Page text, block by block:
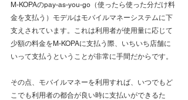
M-KOPAのpay-as-you-go（使ったら使った分だけ料
金を支払う）モデルはモバイルマネーシステムに下
支えされています。これは利用者が使用量に応じて
少額の料金をM-KOPAに支払う際、いちいち店舗に
いって支払うということが非常に手間だからです。
その点、モバイルマネーを利用すれば、いつでもど
こでも利用者の都合が良い時に支払いができるた